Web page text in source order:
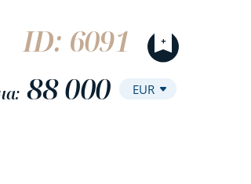
ID: 6091
88 000